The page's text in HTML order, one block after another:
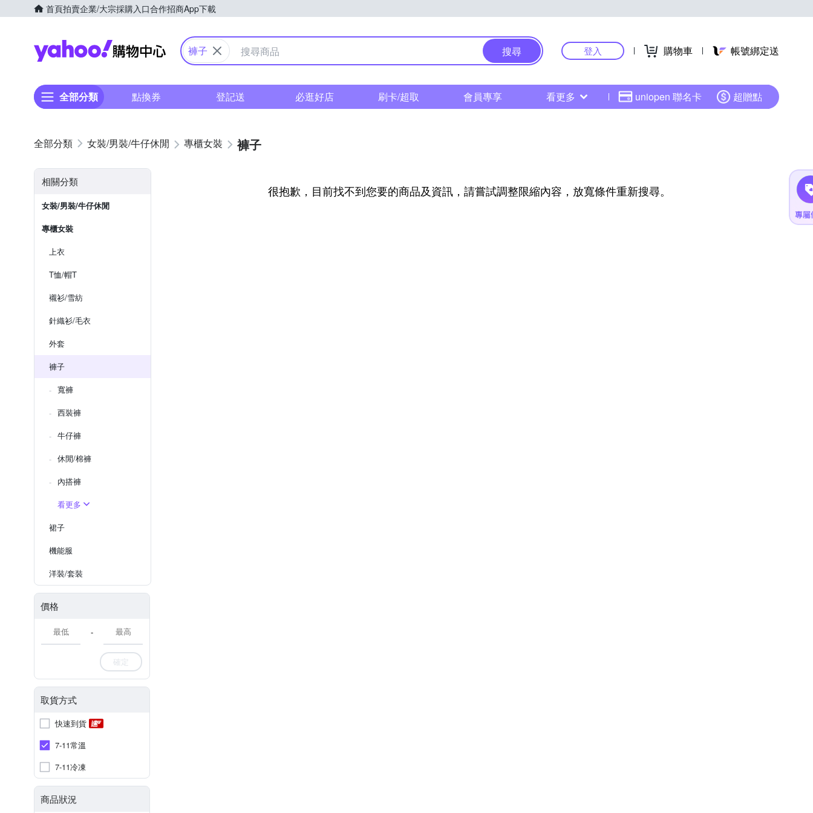
首頁拍賣企業/大宗採購入口合作招商App下載
Yahoo購物中心
褲子 搜尋 登入 購物車 帳號綁定送
全部分類 點換券 登記送 必逛好店 刷卡/超取 會員專享 看更多 uniopen 聯名卡 超贈點
女裝/男裝/牛仔休閒 專櫃女裝 褲子
相關分類
女裝/男裝/牛仔休閒
專櫃女裝
上衣
T恤/帽T
襯衫/雪紡
針織衫/毛衣
外套
褲子
寬褲
西裝褲
牛仔褲
休閒/棉褲
內搭褲
看更多
裙子
機能服
洋裝/套裝
價格
-
確定
取貨方式
快速到貨
7-11常溫
7-11冷凍
商品狀況
很抱歉，目前找不到您要的商品及資訊，請嘗試調整限縮內容，放寬條件重新搜尋。